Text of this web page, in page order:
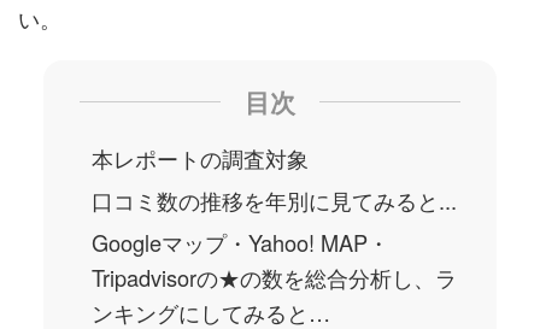
い。
目次
本レポートの調査対象
口コミ数の推移を年別に見てみると...
Googleマップ・Yahoo! MAP・
Tripadvisorの★の数を総合分析し、ラ
ンキングにしてみると…